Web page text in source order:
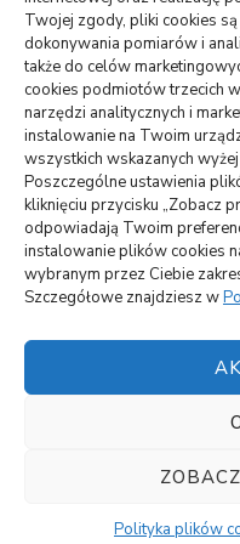
Twojej zgody, pliki cookies
dokonywania pomiarów i
także do celów
cookies podmiotów trzecich
narzędzi analitycznych i
instalowanie na Twoim
wszystkich wskazanych
Poszczególne ustawienia
kliknięciu przycisku „Zobacz
odpowiadają Twoim
instalowanie plików cookies
wybranym przez Ciebie
Szczegółowe znajdziesz w
Polityka plików
WARTE
DOM, OGRÓD
Jak podłączyć
oszczędność i
ARTYKUŁ
Jakie atrakcje można
BUDOWNICTWO,
Czemu lokata w
Polityka plików
Blossom Themes